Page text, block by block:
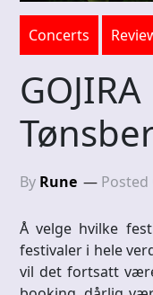
Concerts
By Rune Posted
Å velge hvilke
festivaler i hele
vil det fortsatt